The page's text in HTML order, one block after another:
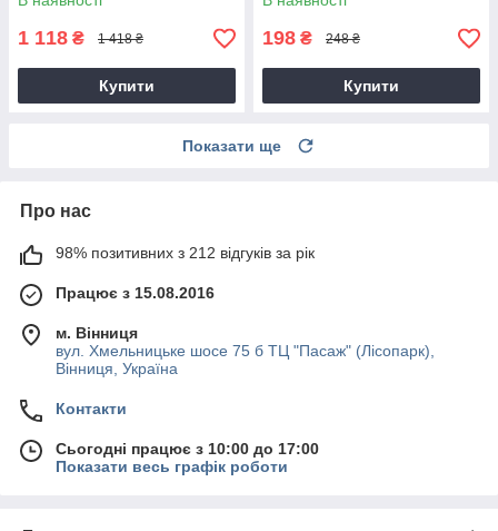
1 118 ₴ 1 418 ₴
Купити
пропелером і гачками
198 ₴ 248 ₴
Купити
Показати ще
Про нас
98% позитивних з 212 відгуків за рік
Працює з 15.08.2016
м. Вінниця
вул. Хмельницьке шосе 75 б ТЦ "Пасаж" (Лісопарк),
Вінниця, Україна
Контакти
Сьогодні працює з 10:00 до 17:00
Показати весь графік роботи